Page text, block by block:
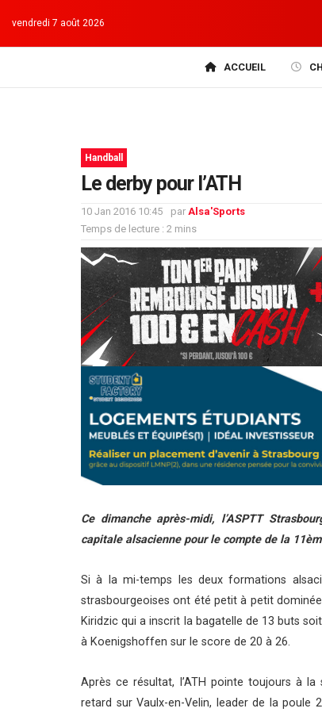
vendredi 7 août 2026
ACCUEIL
Handball
Le derby pour l’ATH
10 Jan 2016 10:45 par Alsa'Sports
Temps de lecture : 2 mins
Ce dimanche après-midi, l’ASPTT
capitale alsacienne pour le compte de la
Si à la mi-temps les deux formations
strasbourgeoises ont été petit à petit
Kiridzic qui a inscrit la bagatelle de 13 buts
à Koenigshoffen sur le score de 20 à 26.
Après ce résultat, l’ATH pointe toujours à
retard sur Vaulx-en-Velin, leader de la poule